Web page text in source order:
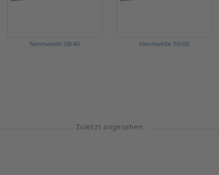
Nennweite 38/40 Nennweite 50/60
Zuletzt angesehen